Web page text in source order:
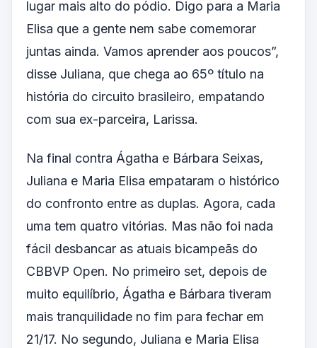
lugar mais alto do pódio. Digo para a Maria
Elisa que a gente nem sabe comemorar
juntas ainda. Vamos aprender aos poucos”,
disse Juliana, que chega ao 65º título na
história do circuito brasileiro, empatando
com sua ex-parceira, Larissa.
Na final contra Ágatha e Bárbara Seixas,
Juliana e Maria Elisa empataram o histórico
do confronto entre as duplas. Agora, cada
uma tem quatro vitórias. Mas não foi nada
fácil desbancar as atuais bicampeãs do
CBBVP Open. No primeiro set, depois de
muito equilíbrio, Ágatha e Bárbara tiveram
mais tranquilidade no fim para fechar em
21/17. No segundo, Juliana e Maria Elisa